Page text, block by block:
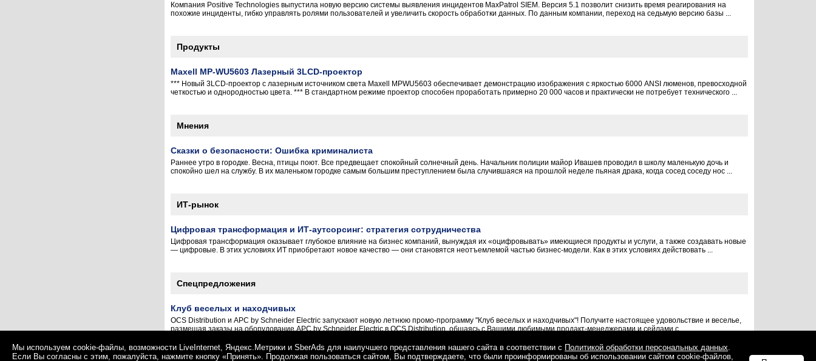
Компания Positive Technologies выпустила новую версию системы выявления инцидентов MaxPatrol SIEM. Версия 5.1 позволит снизить время реагирования на
похожие инциденты, гибко управлять ролями пользователей и увеличить скорость обработки данных. По данным компании, переход на седьмую версию базы ...
Продукты
Maxell MP-WU5603 Лазерный 3LCD-проектор
*** Новый 3LCD-проектор с лазерным источником света Maxell MPWU5603 обеспечивает демонстрацию изображения с яркостью 6000 ANSI люменов, превосходной
четкостью и однородностью цвета. *** В стандартном режиме проектор способен проработать примерно 20 000 часов и практически не потребует технического ...
Мнения
Сказки о безопасности: Ошибка криминалиста
Раннее утро в городке. Весна, птицы поют. Все предвещает спокойный солнечный день. Начальник полиции майор Ивашев проводил в школу маленькую дочь и
спокойно шел на службу. В их маленьком городке самым большим преступлением была случившаяся на прошлой неделе пьяная драка, когда сосед соседу нос ...
ИТ-рынок
Цифровая трансформация и ИТ-аутсорсинг: стратегия сотрудничества
Цифровая трансформация оказывает глубокое влияние на бизнес компаний, вынуждая их «оцифровывать» имеющиеся продукты и услуги, а также создавать новые
— цифровые. В этих условиях ИТ приобретают новое качество — они становятся неотъемлемой частью бизнес-модели. Как в этих условиях действовать ...
Спецпредложения
Клуб веселых и находчивых
OCS Distribution и APC by Schneider Electric запускают новую летнюю промо-программу "Клуб веселых и находчивых"! Получите настоящее удовольствие и веселье,
размещая заказы на оборудование APC by Schneider Electric в OCS Distribution, общаясь с Вашими любимыми продакт-менеджерами и сейлами с ...
Мы используем cookie-файлы, возможности LiveInternet, Яндекс.Метрики и SberAds для наилучшего представления нашего сайта в соответствии с Политикой обработки персональных данных.
Если Вы согласны с этим, пожалуйста, нажмите кнопку «Принять». Продолжая пользоваться сайтом, Вы подтверждаете, что были проинформированы об использовании сайтом cookie-файлов,